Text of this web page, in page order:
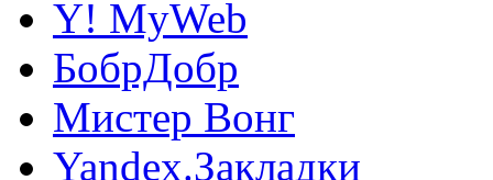
Y! MyWeb
БобрДобр
Мистер Вонг
Yandex.Закладки